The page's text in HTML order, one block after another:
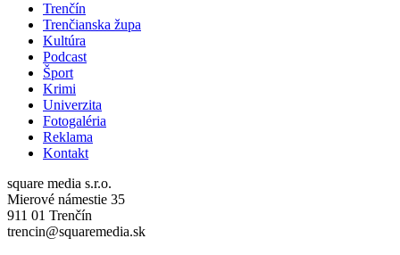
Trenčín
Trenčianska župa
Kultúra
Podcast
Šport
Krimi
Univerzita
Fotogaléria
Reklama
Kontakt
square media s.r.o.
Mierové námestie 35
911 01 Trenčín
trencin@squaremedia.sk